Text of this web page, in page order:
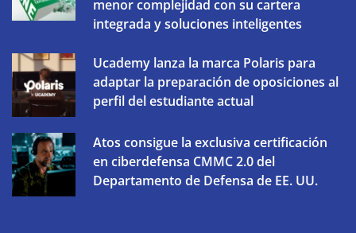
menor complejidad con su cartera
integrada y soluciones inteligentes
Ucademy lanza la marca Polaris para
adaptar la preparación de oposiciones al
perfil del estudiante actual
Atos consigue la exclusiva certificación
en ciberdefensa CMMC 2.0 del
Departamento de Defensa de EE. UU.